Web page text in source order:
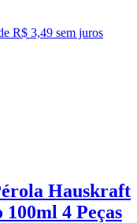
R$ 3,49 sem juros
Hauskraft
4 Peças